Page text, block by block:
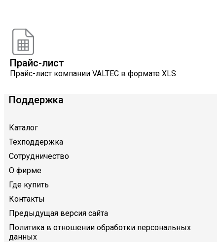
Прайс-лист
Прайс-лист компании VALTEC в формате XLS
Поддержка
Каталог
Техподдержка
Сотрудничество
О фирме
Где купить
Контакты
Предыдущая версия сайта
Политика в отношении обработки персональных
данных